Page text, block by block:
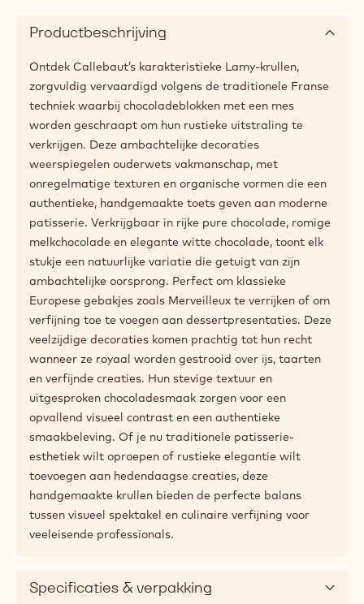
Productbeschrijving
Ontdek Callebaut’s karakteristieke Lamy-krullen,
zorgvuldig vervaardigd volgens de traditionele Franse
techniek waarbij chocoladeblokken met een mes
worden geschraapt om hun rustieke uitstraling te
verkrijgen. Deze ambachtelijke decoraties
weerspiegelen ouderwets vakmanschap, met
onregelmatige texturen en organische vormen die een
authentieke, handgemaakte toets geven aan moderne
patisserie. Verkrijgbaar in rijke pure chocolade, romige
melkchocolade en elegante witte chocolade, toont elk
stukje een natuurlijke variatie die getuigt van zijn
ambachtelijke oorsprong. Perfect om klassieke
Europese gebakjes zoals Merveilleux te verrijken of om
verfijning toe te voegen aan dessertpresentaties. Deze
veelzijdige decoraties komen prachtig tot hun recht
wanneer ze royaal worden gestrooid over ijs, taarten
en verfijnde creaties. Hun stevige textuur en
uitgesproken chocoladesmaak zorgen voor een
opvallend visueel contrast en een authentieke
smaakbeleving. Of je nu traditionele patisserie-
esthetiek wilt oproepen of rustieke elegantie wilt
toevoegen aan hedendaagse creaties, deze
handgemaakte krullen bieden de perfecte balans
tussen visueel spektakel en culinaire verfijning voor
veeleisende professionals.
Specificaties & verpakking